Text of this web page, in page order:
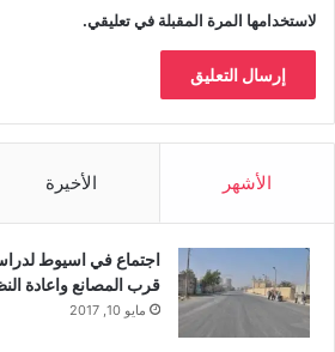
لاستخدامها المرة المقبلة في تعليقي.
الأشهر الأخيرة
اجتماع في اسيوط
قرب المصانع واعادة
مايو 10, 2017